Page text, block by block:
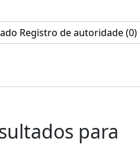
Registro de autoridade (0)
para